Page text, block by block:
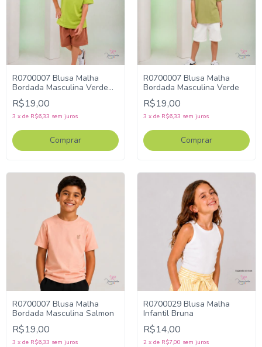
R0700007 Blusa Malha
Bordada Masculina Verde
Claro
R$19,00
3 x de R$6,33 sem juros
Comprar
R0700007 Blusa Malha
Bordada Masculina Verde
R$19,00
3 x de R$6,33 sem juros
Comprar
R0700007 Blusa Malha
Bordada Masculina Salmon
R$19,00
3 x de R$6,33 sem juros
R0700029 Blusa Malha
Infantil Bruna
R$14,00
2 x de R$7,00 sem juros